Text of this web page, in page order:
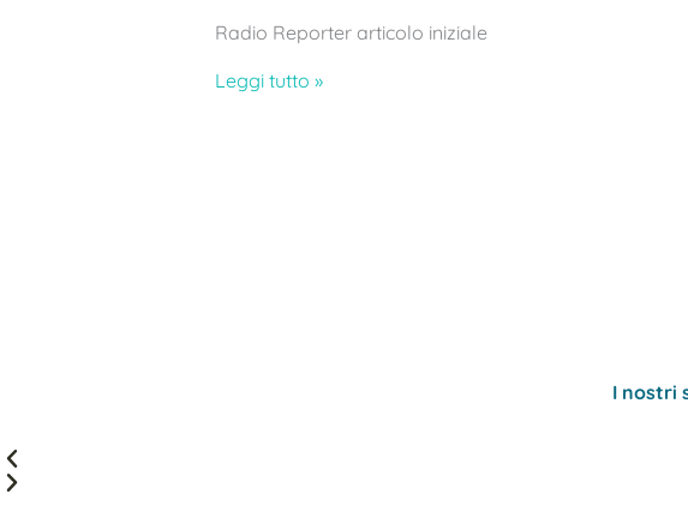
Radio Reporter articolo iniziale
Leggi tutto »
I nostri